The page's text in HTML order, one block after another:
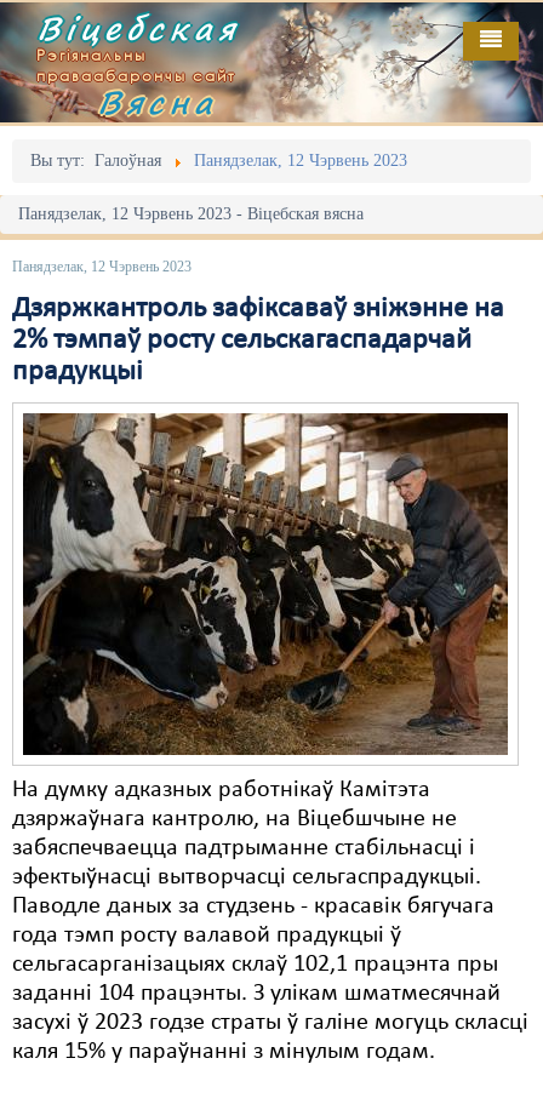
Віцебская
Рэгіянальны
праваабарончы сайт
Вясна
Вы тут: Галоўная Панядзелак, 12 Чэрвень 2023
Панядзелак, 12 Чэрвень 2023 - Віцебская вясна
Панядзелак, 12 Чэрвень 2023
Дзяржкантроль зафіксаваў зніжэнне на
2% тэмпаў росту сельскагаспадарчай
прадукцыі
На думку адказных работнікаў Камітэта
дзяржаўнага кантролю, на Віцебшчыне не
забяспечваецца падтрыманне стабільнасці і
эфектыўнасці вытворчасці сельгаспрадукцыі.
Паводле даных за студзень - красавік бягучага
года тэмп росту валавой прадукцыі ў
сельгасарганізацыях склаў 102,1 працэнта пры
заданні 104 працэнты. З улікам шматмесячнай
засухі ў 2023 годзе страты ў галіне могуць скласці
каля 15% у параўнанні з мінулым годам.
Галоўная
Адміністрацыйны перасьлед
Акцыі
Выбары
Грамадзянскія ініцыятывы
Дзяржава
Дыскрымінацыя
Затрыманьні
Карная псыхіятрыя
КПЧ ААН
Культурныя правы
Мігранты
Мірныя сходы
Палітвязьні
Праваабаронцы
Правы дзіцяці
Пэнітэнцыярная сыстэма
Распальваньне варожасьці
Выданьні
Відэа
Пра нас
RSS